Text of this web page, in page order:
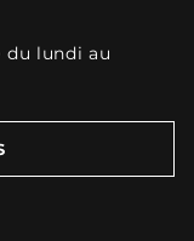
du lundi au